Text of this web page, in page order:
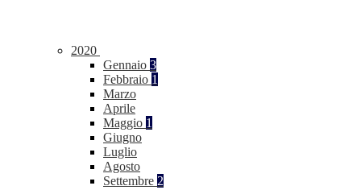
2020
Gennaio 3
Febbraio 1
Marzo
Aprile
Maggio 1
Giugno
Luglio
Agosto
Settembre 2